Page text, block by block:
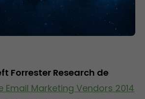
Forrester Research de
Email Marketing Vendors 2014